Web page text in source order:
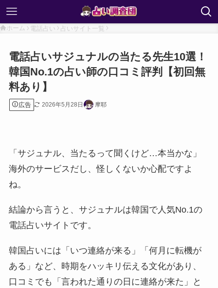
ホーム 電話占い 占いサイト一覧
電話占いサジュナルの当たる先生10選！
韓国No.1の占い師の口コミ評判【初回無
料あり】
広告 2026年5月28日 摩耶
「サジュナル、当たるって聞くけど…本当かな」
海外のサービスだし、怪しくないか心配ですよ
ね。
結論から言うと、サジュナルは韓国で人気No.1の
電話占いサイトです。
韓国占いには「いつ連絡が来る」「何月に転機が
ある」など、時期をハッキリ伝える文化があり、
口コミでも「言われた通りの日に連絡が来た」と